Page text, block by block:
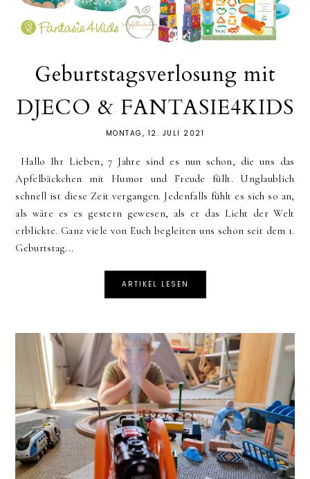
Geburtstagsverlosung mit
DJECO & FANTASIE4KIDS
MONTAG, 12. JULI 2021
Hallo Ihr Lieben, 7 Jahre sind es nun schon, die uns das
Apfelbäckchen mit Humor und Freude füllt. Unglaublich
schnell ist diese Zeit vergangen. Jedenfalls fühlt es sich so an,
als wäre es es gestern gewesen, als er das Licht der Welt
erblickte. Ganz viele von Euch begleiten uns schon seit dem 1.
Geburtstag...
ARTIKEL LESEN